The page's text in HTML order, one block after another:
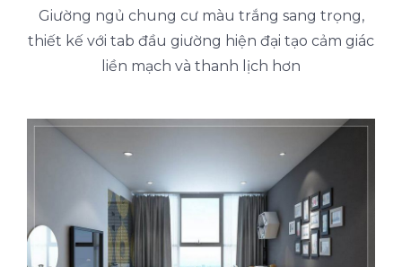
Giường ngủ chung cư màu trắng sang trọng,
thiết kế với tab đầu giường hiện đại tạo cảm giác
liền mạch và thanh lịch hơn